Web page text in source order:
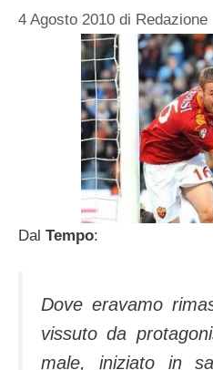
4 Agosto 2010 di Redazione
Dal Tempo:
Dove eravamo
vissuto da
male, iniziato in